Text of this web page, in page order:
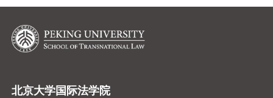
北京大学国际法学院